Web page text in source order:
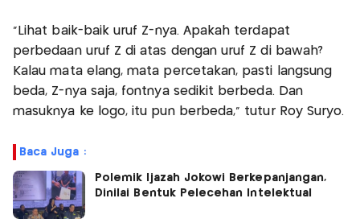
"Lihat baik-baik uruf Z-nya. Apakah terdapat
perbedaan uruf Z di atas dengan uruf Z di bawah?
Kalau mata elang, mata percetakan, pasti langsung
beda, Z-nya saja, fontnya sedikit berbeda. Dan
masuknya ke logo, itu pun berbeda," tutur Roy Suryo.
Baca Juga :
Polemik Ijazah Jokowi Berkepanjangan,
Dinilai Bentuk Pelecehan Intelektual